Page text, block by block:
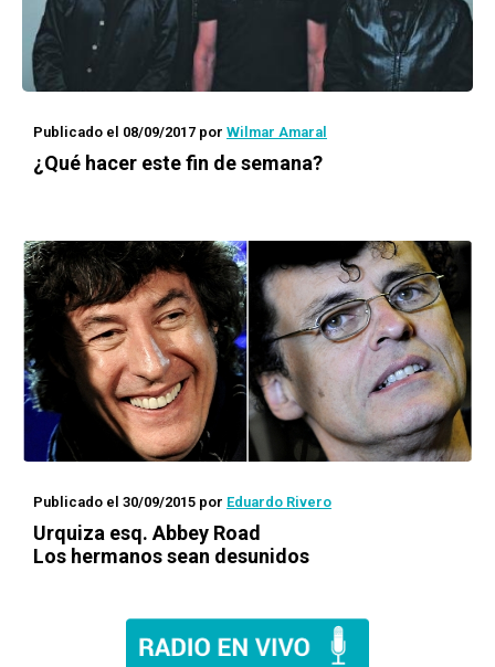
Publicado el 08/09/2017 por Wilmar Amaral
¿Qué hacer este fin de semana?
Publicado el 30/09/2015 por Eduardo Rivero
Urquiza esq. Abbey Road
Los hermanos sean desunidos